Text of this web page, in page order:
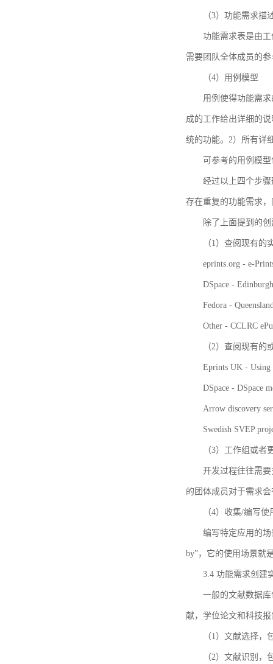
（3）功能需求描
功能需求表是由
需要团队全体成员的
（4）用例模型
用例使得功能需
成的工作给出详细的
统的功能。2）所有详
可参考的用例模
经过以上四个步
存在重复的功能需求
除了上面提到的
（1）查阅现有的
eprints.org - e-
DSpace -
Fedora -
Other - CCLRC
（2）查阅现有
Eprints UK - Using
DSpace - DSpace
Arrow discovery
Swedish SVEP
（3）工作组或者
开发过程往往需
的团体成员对于需求
（4）收集/编写
编写特定应用的场
by”，它的使用场景就
3.4 功能需求创建
一般的文献数据
献，学位论文和科技
（1）文献选择
（2）文献识别